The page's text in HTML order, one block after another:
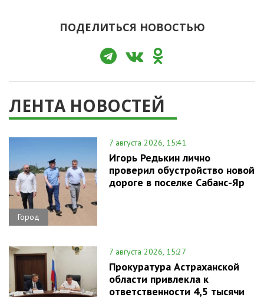
ПОДЕЛИТЬСЯ НОВОСТЬЮ
ЛЕНТА НОВОСТЕЙ
Город
7 августа 2026, 15:41
Игорь Редькин лично
проверил обустройство новой
дороге в поселке Сабанс-Яр
7 августа 2026, 15:27
Прокуратура Астраханской
области привлекла к
ответственности 4,5 тысячи